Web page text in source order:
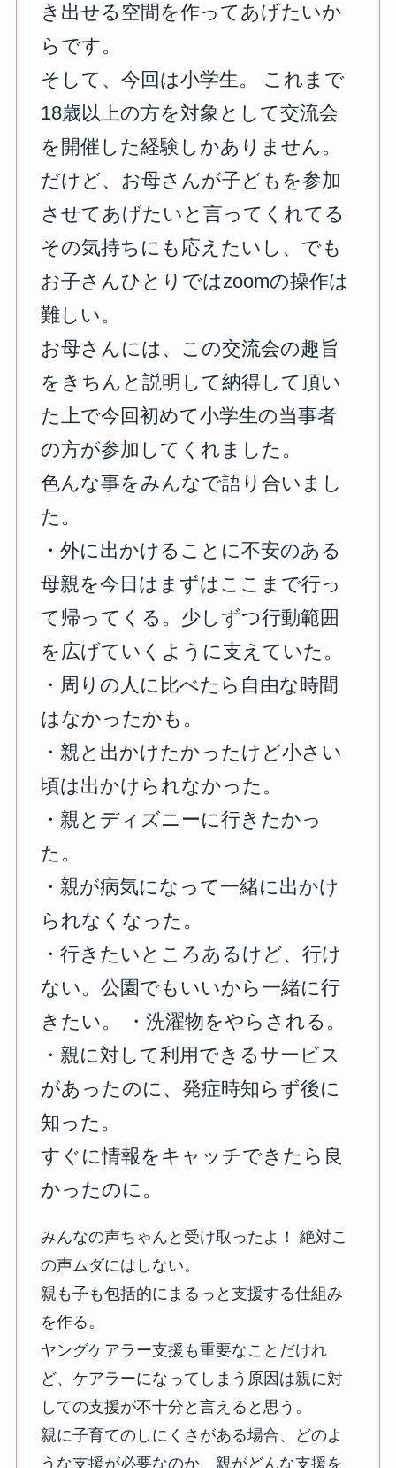
き出せる空間を作ってあげたいか
らです。
そして、今回は小学生。 これまで
18歳以上の方を対象として交流会
を開催した経験しかありません。
だけど、お母さんが子どもを参加
させてあげたいと言ってくれてる
その気持ちにも応えたいし、でも
お子さんひとりではzoomの操作は
難しい。
お母さんには、この交流会の趣旨
をきちんと説明して納得して頂い
た上で今回初めて小学生の当事者
の方が参加してくれました。
色んな事をみんなで語り合いまし
た。
・外に出かけることに不安のある
母親を今日はまずはここまで行っ
て帰ってくる。少しずつ行動範囲
を広げていくように支えていた。
・周りの人に比べたら自由な時間
はなかったかも。
・親と出かけたかったけど小さい
頃は出かけられなかった。
・親とディズニーに行きたかっ
た。
・親が病気になって一緒に出かけ
られなくなった。
・行きたいところあるけど、行け
ない。公園でもいいから一緒に行
きたい。 ・洗濯物をやらされる。
・親に対して利用できるサービス
があったのに、発症時知らず後に
知った。
すぐに情報をキャッチできたら良
かったのに。
みんなの声ちゃんと受け取ったよ！ 絶対こ
の声ムダにはしない。
親も子も包括的にまるっと支援する仕組み
を作る。
ヤングケアラー支援も重要なことだけれ
ど、ケアラーになってしまう原因は親に対
しての支援が不十分と言えると思う。
親に子育てのしにくさがある場合、どのよ
うな支援が必要なのか、親がどんな支援を